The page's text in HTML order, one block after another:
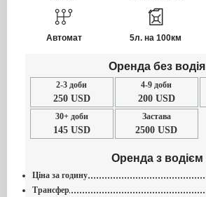
Автомат 5л. на 100км
Оренда без водія
2-3 доби
250 USD
4-9 доби
200 USD
30+ доби
145 USD
Застава
2500 USD
Оренда з водієм
Ціна за годину
Трансфер